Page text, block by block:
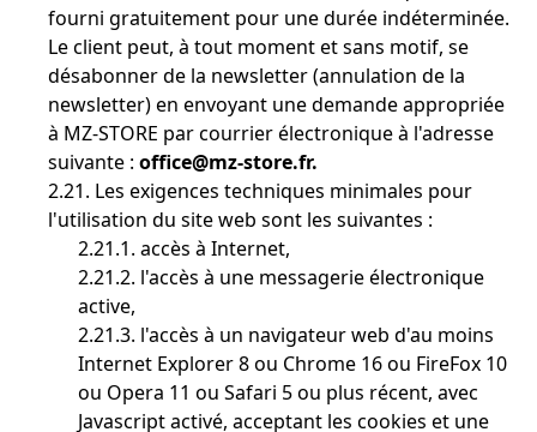
fourni gratuitement pour une durée indéterminée.
Le client peut, à tout moment et sans motif, se
désabonner de la newsletter (annulation de la
newsletter) en envoyant une demande appropriée
à MZ-STORE par courrier électronique à l'adresse
suivante : office@mz-store.fr.
2.21. Les exigences techniques minimales pour
l'utilisation du site web sont les suivantes :
2.21.1. accès à Internet,
2.21.2. l'accès à une messagerie électronique
active,
2.21.3. l'accès à un navigateur web d'au moins
Internet Explorer 8 ou Chrome 16 ou FireFox 10
ou Opera 11 ou Safari 5 ou plus récent, avec
Javascript activé, acceptant les cookies et une